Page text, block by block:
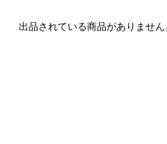
出品されている商品がありません